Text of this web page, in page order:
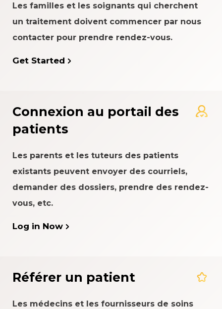
Les familles et les soignants qui cherchent
un traitement doivent commencer par nous
contacter pour prendre rendez-vous.
Get Started
Connexion au portail des
patients
Les parents et les tuteurs des patients
existants peuvent envoyer des courriels,
demander des dossiers, prendre des rendez-
vous, etc.
Log in Now
Référer un patient
Les médecins et les fournisseurs de soins